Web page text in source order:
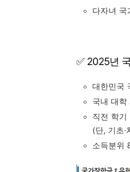
다자녀 국
✅ 2025년
대한민국
국내 대학
직전 학
(단, 기초
소득분위